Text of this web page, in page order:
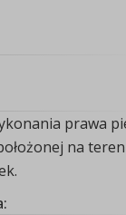
prawa
na